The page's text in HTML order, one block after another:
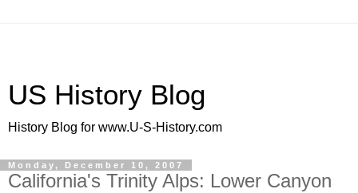
US History Blog
History Blog for www.U-S-History.com
Monday, December 10, 2007
California's Trinity Alps: Lower Canyon